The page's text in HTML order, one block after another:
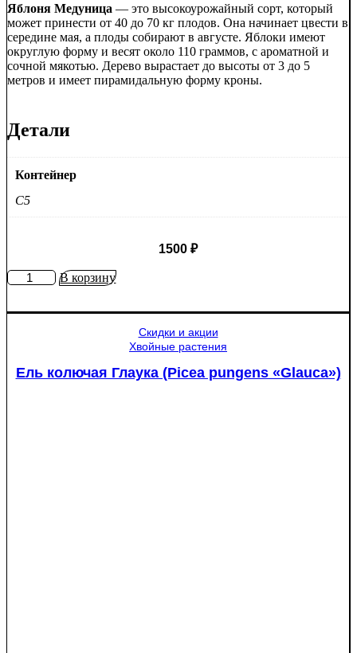
Яблоня Медуница — это высокоурожайный сорт, который
может принести от 40 до 70 кг плодов. Она начинает цвести в
середине мая, а плоды собирают в августе. Яблоки имеют
округлую форму и весят около 110 граммов, с ароматной и
сочной мякотью. Дерево вырастает до высоты от 3 до 5
метров и имеет пирамидальную форму кроны.
Детали
Контейнер
C5
1500 ₽
КоличествоВ корзину
Скидки и акции
Хвойные растения
Ель колючая Глаука (Picea pungens «Glauca»)